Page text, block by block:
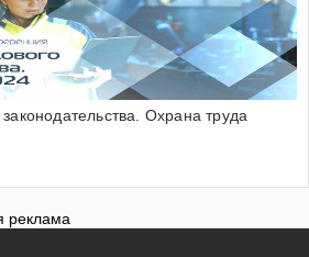
Охрана труда
реклама